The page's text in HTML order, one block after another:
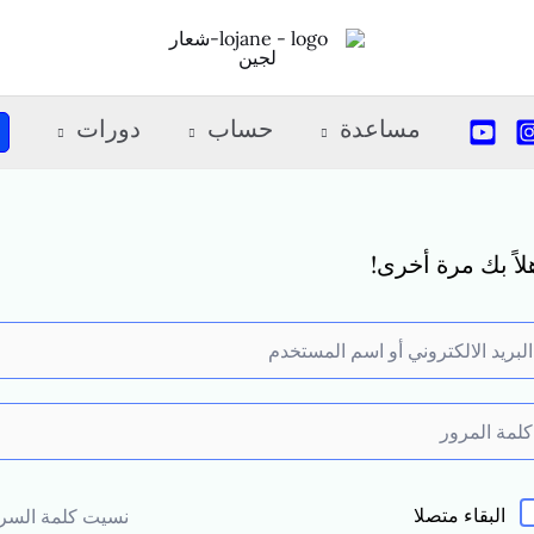
مساعدة حساب دورات
بك مرة أخرى!
البقاء متصلا نسيت كلمة